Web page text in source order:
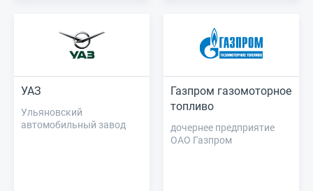
УАЗ
Ульяновский
автомобильный завод
Газпром газомоторное
топливо
дочернее предприятие
ОАО Газпром